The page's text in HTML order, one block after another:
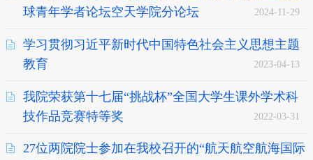
球青年学者论坛空天学院分论坛
2024-11-29
学习贯彻习近平新时代中国特色社会主义思想主题
教育
2023-04-13
我院荣获第十七届“挑战杯”全国大学生课外学术科
技作品竞赛特等奖
2022-03-31
27位两院院士参加在我校召开的“航天航空航海国际